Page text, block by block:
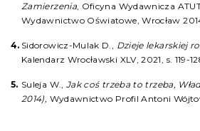
Zamierzenia, Oficyna Wydawnicza
Wydawnictwo Oświatowe, Wrocław
Sidorowicz-Mulak D., Dzieje lekarskiej
Kalendarz Wrocławski XLV, 2021, s. 119-
Suleja W., Jak coś trzeba to trzeba,
2014), Wydawnictwo Profil Antoni